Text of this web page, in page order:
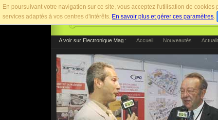
En poursuivant votre navigation sur ce site, vous acceptez l'utilisation de
services adaptés à vos centres d'intérêts. En savoir plus et gérer ces paramètres.
A voir sur Electronique Mag : Accueil Nouveautés